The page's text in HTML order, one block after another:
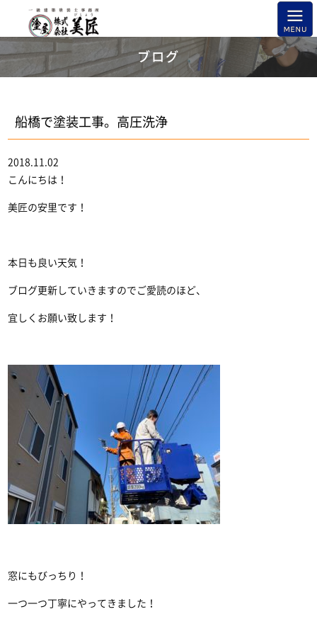
ブログ
船橋で塗装工事。高圧洗浄
2018.11.02
こんにちは！
美匠の安里です！
本日も良い天気！
ブログ更新していきますのでご愛読のほど、
宜しくお願い致します！
窓にもびっちり！
一つ一つ丁寧にやってきました！